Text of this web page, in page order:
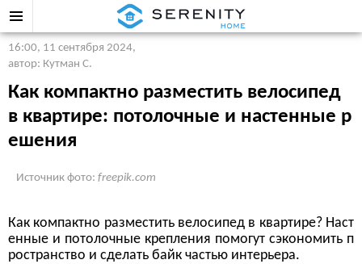
16:00, 11 сентября 2024,
автор: Кутман С.
Как компактно разместить велосипед
в квартире: потолочные и настенные р
ешения
Источник фото: freepik.com
Как компактно разместить велосипед в квартире? Наст
енные и потолочные крепления помогут сэкономить п
ространство и сделать байк частью интерьера.